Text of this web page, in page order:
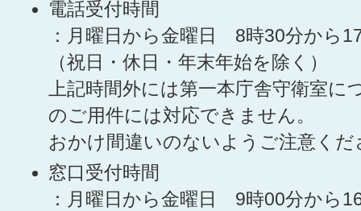
電話受付時間
：月曜日から金曜日 8時30分から
（祝日・休日・年末年始を除く）
上記時間外には第一本庁舎守衛室に
のご用件には対応できません。
おかけ間違いのないようご注意くだ
窓口受付時間
：月曜日から金曜日 9時00分から